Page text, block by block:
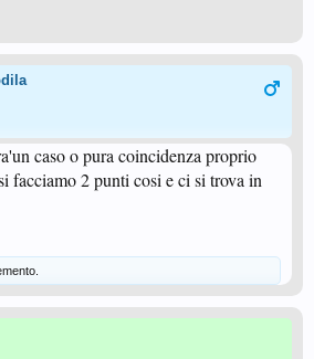
caso o pura coincidenza proprio
facciamo 2 punti cosi e ci si trova in